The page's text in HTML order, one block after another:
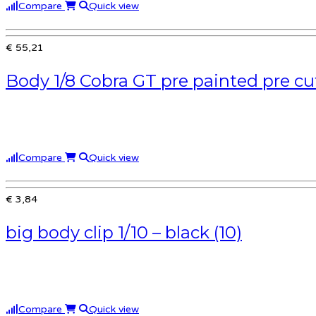
Compare Quick view
€ 55,21
Body 1/8 Cobra GT pre painted pre
Compare Quick view
€ 3,84
big body clip 1/10 – black (10)
Compare Quick view